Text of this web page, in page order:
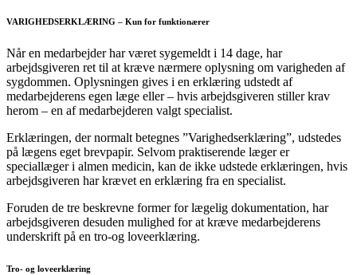
VARIGHEDSERKLÆRING – Kun for funktionærer
Når en medarbejder har været sygemeldt i 14 dage, har
arbejdsgiveren ret til at kræve nærmere oplysning om varigheden af
sygdommen. Oplysningen gives i en erklæring udstedt af
medarbejderens egen læge eller – hvis arbejdsgiveren stiller krav
herom – en af medarbejderen valgt specialist.
Erklæringen, der normalt betegnes ”Varighedserklæring”, udstedes
på lægens eget brevpapir. Selvom praktiserende læger er
speciallæger i almen medicin, kan de ikke udstede erklæringen, hvis
arbejdsgiveren har krævet en erklæring fra en specialist.
Foruden de tre beskrevne former for lægelig dokumentation, har
arbejdsgiveren desuden mulighed for at kræve medarbejderens
underskrift på en tro-og loveerklæring.
Tro- og loveerklæring